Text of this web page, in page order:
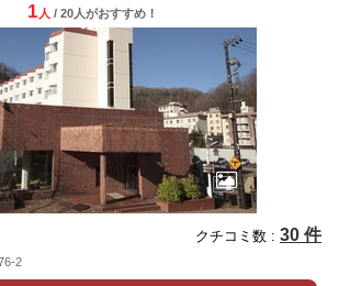
1 人 / 20人がおすすめ！
クチコミ数 : 30 件
2